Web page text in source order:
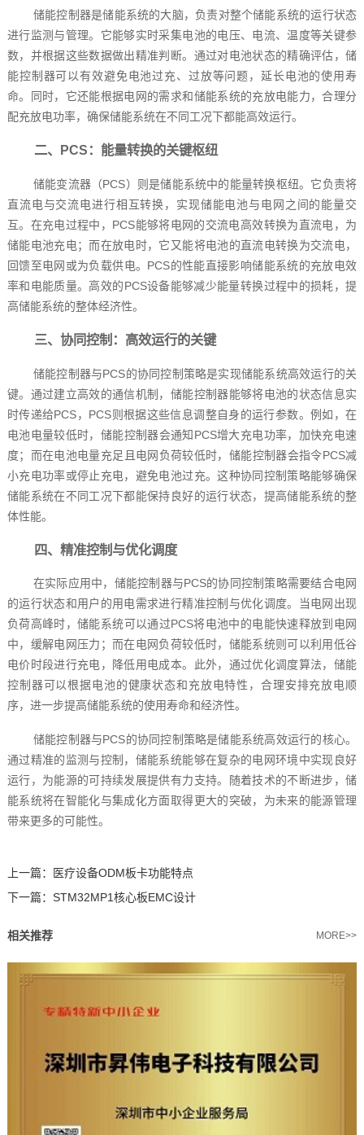
储能控制器是储能系统的大脑，负责对整个储能系统的运行状态
进行监测与管理。它能够实时采集电池的电压、电流、温度等关键参
数，并根据这些数据做出精准判断。通过对电池状态的精确评估，储
能控制器可以有效避免电池过充、过放等问题，延长电池的使用寿
命。同时，它还能根据电网的需求和储能系统的充放电能力，合理分
配充放电功率，确保储能系统在不同工况下都能高效运行。
二、PCS：能量转换的关键枢纽
储能变流器（PCS）则是储能系统中的能量转换枢纽。它负责将
直流电与交流电进行相互转换，实现储能电池与电网之间的能量交
互。在充电过程中，PCS能够将电网的交流电高效转换为直流电，为
储能电池充电；而在放电时，它又能将电池的直流电转换为交流电，
回馈至电网或为负载供电。PCS的性能直接影响储能系统的充放电效
率和电能质量。高效的PCS设备能够减少能量转换过程中的损耗，提
高储能系统的整体经济性。
三、协同控制：高效运行的关键
储能控制器与PCS的协同控制策略是实现储能系统高效运行的关
键。通过建立高效的通信机制，储能控制器能够将电池的状态信息实
时传递给PCS，PCS则根据这些信息调整自身的运行参数。例如，在
电池电量较低时，储能控制器会通知PCS增大充电功率，加快充电速
度；而在电池电量充足且电网负荷较低时，储能控制器会指令PCS减
小充电功率或停止充电，避免电池过充。这种协同控制策略能够确保
储能系统在不同工况下都能保持良好的运行状态，提高储能系统的整
体性能。
四、精准控制与优化调度
在实际应用中，储能控制器与PCS的协同控制策略需要结合电网
的运行状态和用户的用电需求进行精准控制与优化调度。当电网出现
负荷高峰时，储能系统可以通过PCS将电池中的电能快速释放到电网
中，缓解电网压力；而在电网负荷较低时，储能系统则可以利用低谷
电价时段进行充电，降低用电成本。此外，通过优化调度算法，储能
控制器可以根据电池的健康状态和充放电特性，合理安排充放电顺
序，进一步提高储能系统的使用寿命和经济性。
储能控制器与PCS的协同控制策略是储能系统高效运行的核心。
通过精准的监测与控制，储能系统能够在复杂的电网环境中实现良好
运行，为能源的可持续发展提供有力支持。随着技术的不断进步，储
能系统将在智能化与集成化方面取得更大的突破，为未来的能源管理
带来更多的可能性。
上一篇：
医疗设备ODM板卡功能特点
下一篇： STM32MP1核心板EMC设计
相关推荐 MORE>>